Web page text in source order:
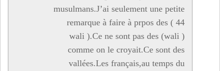
musulmans.J’ai seulement une petite
remarque à faire à prpos des ( 44
wali ).Ce ne sont pas des (wali )
comme on le croyait.Ce sont des
vallées.Les français,au temps du